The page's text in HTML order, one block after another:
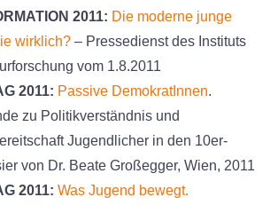
2011: Die moderne junge
wirklich?– Pressedienst des Instituts
vom 1.8.2011
2011: Passive DemokratInnen.
zu Politikverständnis und
Jugendlicher in den 10er-
von Dr. Beate Großegger, Wien, 2011
2011: Was Jugend bewegt.